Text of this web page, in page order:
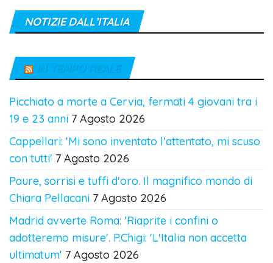
NOTIZIE DALL’ITALIA
IN TEMPO REALE
Picchiato a morte a Cervia, fermati 4 giovani tra i
19 e 23 anni 7 Agosto 2026
Cappellari: 'Mi sono inventato l'attentato, mi scuso
con tutti' 7 Agosto 2026
Paure, sorrisi e tuffi d'oro. Il magnifico mondo di
Chiara Pellacani 7 Agosto 2026
Madrid avverte Roma: 'Riaprite i confini o
adotteremo misure'. P.Chigi: 'L'Italia non accetta
ultimatum' 7 Agosto 2026